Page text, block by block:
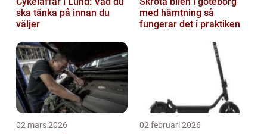
ska tänka på innan du
väljer
med hämtning så
fungerar det i praktiken
02 mars 2026 02 februari 2026